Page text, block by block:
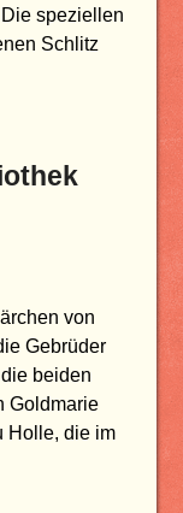
speziellen
Schlitz
von
Gebrüder
beiden
Goldmarie
Holle, die im